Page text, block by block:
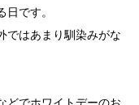
です。
ではあまり馴染みがな